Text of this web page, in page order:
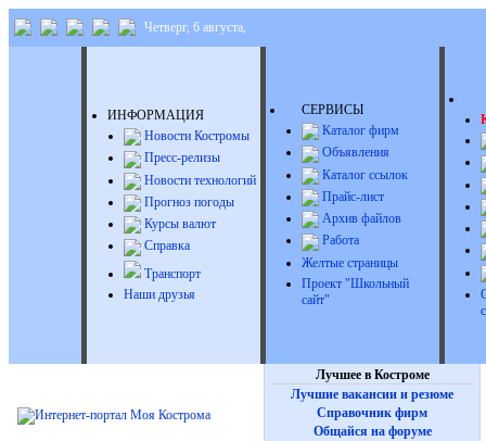
Четверг, 6 августа,
ИНФОРМАЦИЯ
Новости Костромы
Пресс-релизы
Новости технологий
Прогноз погоды
Курсы валют
Справка
Транспорт
Наши друзья
СЕРВИСЫ
Каталог фирм
Объявления
Каталог ссылок
Прайс-лист
Архив файлов
Работа
Желтые страницы
Проект "Школьный
сайт"
Лучшее в Костроме
Лучшие вакансии и резюме
Справочник фирм
Общайся на форуме